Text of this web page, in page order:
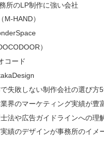
所のLP制作に強い会社
M-HAND）
）
コード
失敗しない制作会社の選び方
のマーケティング実績が豊
や広告ガイドラインへの理
のデザインが事務所のイメ